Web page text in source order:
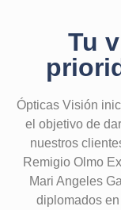
Tu
Ópticas Visión
el objetivo de
nuestros
Remigio Olmo
Mari Angeles
diplomados